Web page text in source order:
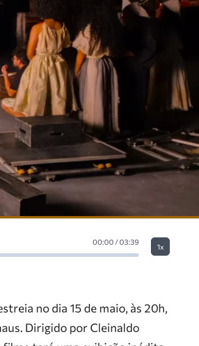
00:00 / 03:39
1x
no dia 15 de maio, às 20h,
Dirigido por Cleinaldo